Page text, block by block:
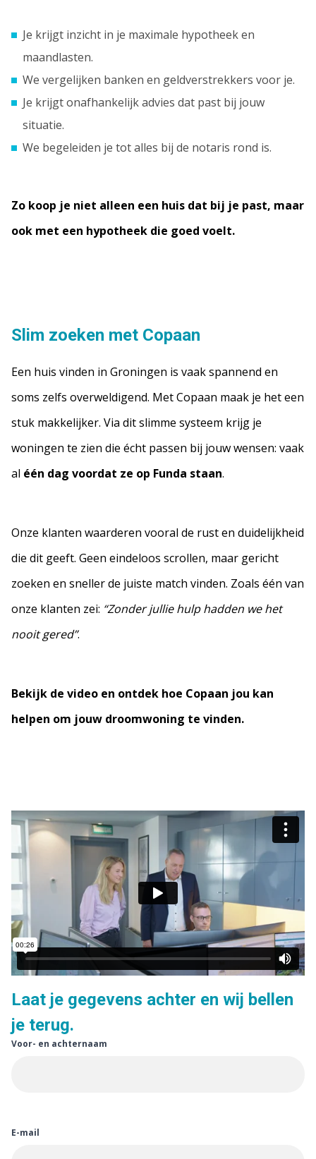
Je krijgt inzicht in je maximale hypotheek en
maandlasten.
We vergelijken banken en geldverstrekkers voor je.
Je krijgt onafhankelijk advies dat past bij jouw
situatie.
We begeleiden je tot alles bij de notaris rond is.
Zo koop je niet alleen een huis dat bij je past, maar
ook met een hypotheek die goed voelt.
Slim zoeken met Copaan
Een huis vinden in Groningen is vaak spannend en
soms zelfs overweldigend. Met Copaan maak je het een
stuk makkelijker. Via dit slimme systeem krijg je
woningen te zien die écht passen bij jouw wensen: vaak
al één dag voordat ze op Funda staan.
Onze klanten waarderen vooral de rust en duidelijkheid
die dit geeft. Geen eindeloos scrollen, maar gericht
zoeken en sneller de juiste match vinden. Zoals één van
onze klanten zei: “Zonder jullie hulp hadden we het
nooit gered”.
Bekijk de video en ontdek hoe Copaan jou kan
helpen om jouw droomwoning te vinden.
Laat je gegevens achter en wij bellen
je terug.
Voor- en achternaam
E-mail